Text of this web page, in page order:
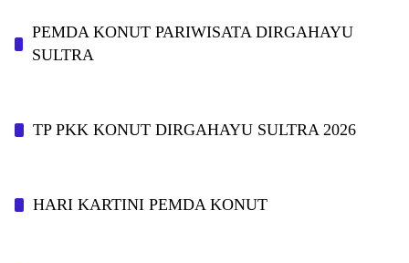
PEMDA KONUT PARIWISATA DIRGAHAYU
SULTRA
TP PKK KONUT DIRGAHAYU SULTRA 2026
HARI KARTINI PEMDA KONUT